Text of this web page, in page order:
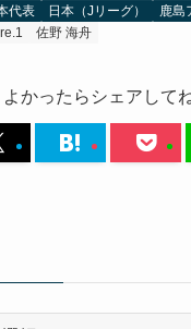
代表 日本（Jリーグ）
鹿島
佐野 海舟
よかったらシェアして